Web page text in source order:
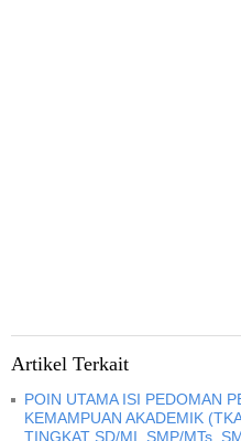
Artikel Terkait
POIN UTAMA ISI PEDOMAN
KEMAMPUAN AKADEMIK
TINGKAT SD/MI, SMP/MTs,